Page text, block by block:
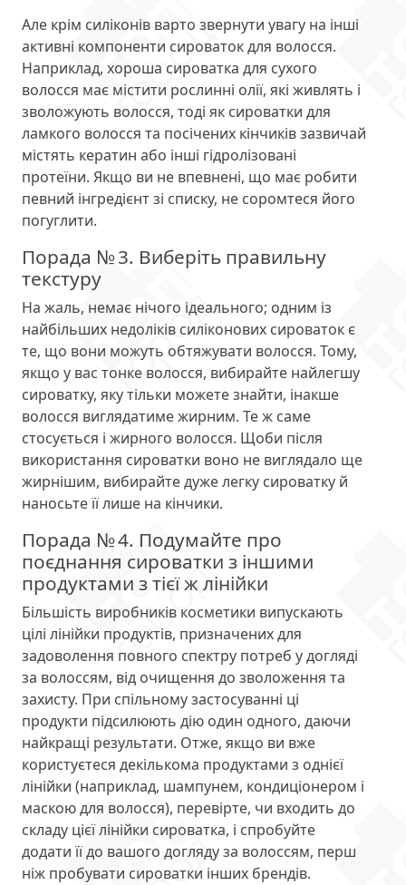
Але крім силіконів варто звернути увагу на інші
активні компоненти сироваток для волосся.
Наприклад, хороша сироватка для сухого
волосся має містити рослинні олії, які живлять і
зволожують волосся, тоді як сироватки для
ламкого волосся та посічених кінчиків зазвичай
містять кератин або інші гідролізовані
протеїни. Якщо ви не впевнені, що має робити
певний інгредієнт зі списку, не соромтеся його
погуглити.
Порада № 3. Виберіть правильну
текстуру
На жаль, немає нічого ідеального; одним із
найбільших недоліків силіконових сироваток є
те, що вони можуть обтяжувати волосся. Тому,
якщо у вас тонке волосся, вибирайте найлегшу
сироватку, яку тільки можете знайти, інакше
волосся виглядатиме жирним. Те ж саме
стосується і жирного волосся. Щоби після
використання сироватки воно не виглядало ще
жирнішим, вибирайте дуже легку сироватку й
наносьте її лише на кінчики.
Порада № 4. Подумайте про
поєднання сироватки з іншими
продуктами з тієї ж лінійки
Більшість виробників косметики випускають
цілі лінійки продуктів, призначених для
задоволення повного спектру потреб у догляді
за волоссям, від очищення до зволоження та
захисту. При спільному застосуванні ці
продукти підсилюють дію один одного, даючи
найкращі результати. Отже, якщо ви вже
користуєтеся декількома продуктами з однієї
лінійки (наприклад, шампунем, кондиціонером і
маскою для волосся), перевірте, чи входить до
складу цієї лінійки сироватка, і спробуйте
додати її до вашого догляду за волоссям, перш
ніж пробувати сироватки інших брендів.